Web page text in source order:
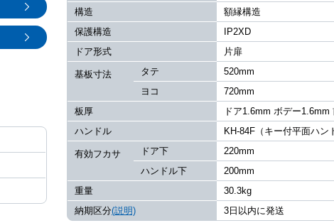
構造
額縁構造
保護構造
IP2XD
ドア形式
片扉
基板寸法 タテ
520mm
ヨコ
720mm
板厚
ドア1.6mm ボデー1.6mm
ハンドル
KH-84F（キー付平面ハン
有効フカサ ドア下
220mm
ハンドル下
200mm
重量
30.3kg
納期区分(説明) 3日以内に発送